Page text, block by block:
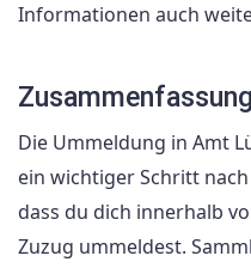
Informationen auch
Zusammenfassung
Die Ummeldung in Amt
ein wichtiger Schritt
dass du dich innerhalb
Zuzug ummeldest.